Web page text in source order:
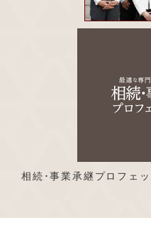
相続･事業承継プロフェ